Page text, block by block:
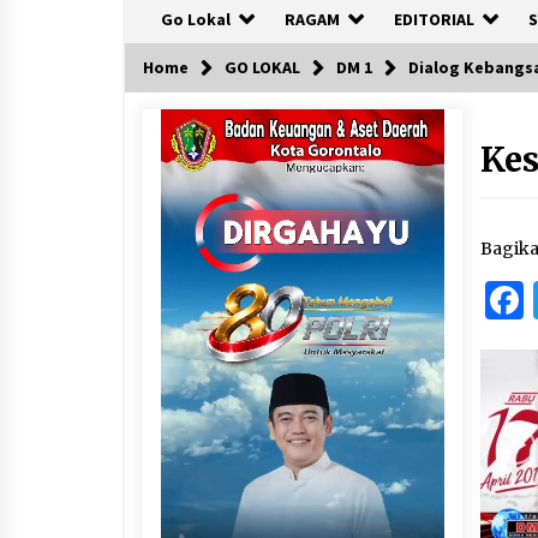
Go Lokal RAGAM EDITORIAL
Home GO LOKAL DM 1 Dialog